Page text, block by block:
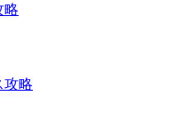
略
攻略